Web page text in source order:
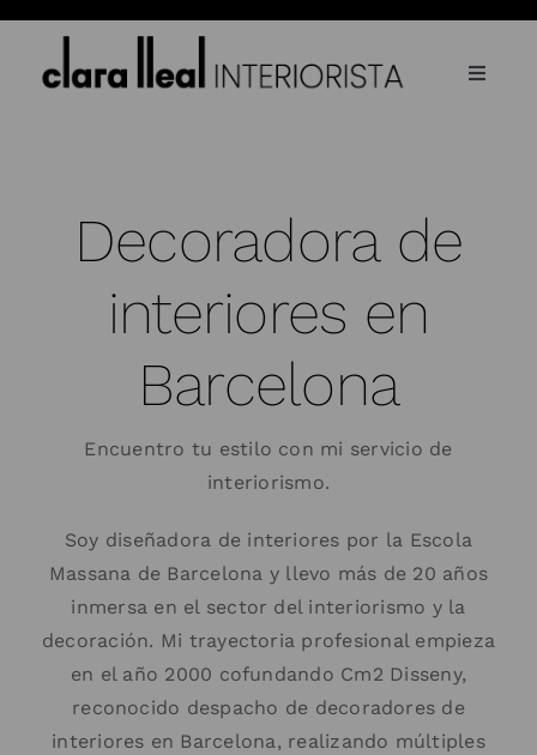
Saltar
contenido
Toggle
Proyectos
Contacto
Català
Decoradora de
interiores en
Barcelona
Encuentro tu estilo con mi servicio de
interiorismo.
Soy diseñadora de interiores por la Escola
Massana de Barcelona y llevo más de 20 años
inmersa en el sector del interiorismo y la
decoración. Mi trayectoria profesional empieza
en el año 2000 cofundando Cm2 Disseny,
reconocido despacho de decoradores de
interiores en Barcelona, realizando múltiples